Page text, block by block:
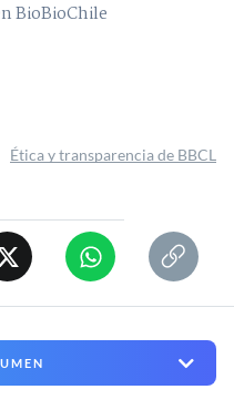
BioBioChile
Ética y transparencia de BBCL